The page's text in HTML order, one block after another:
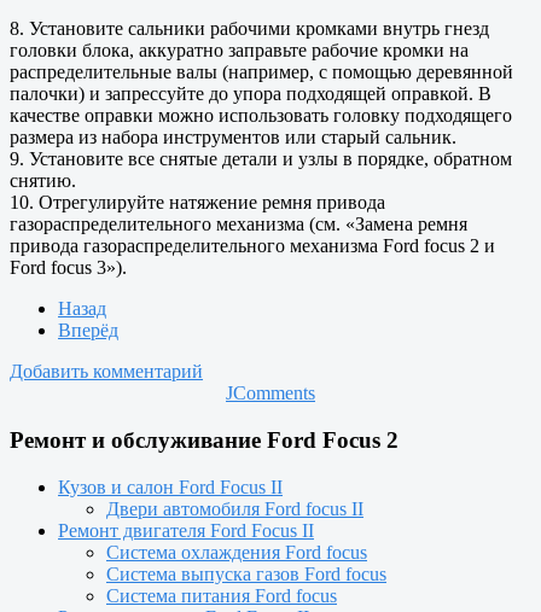
8. Установите сальники рабочими кромками внутрь гнезд
головки блока, аккуратно заправьте рабочие кромки на
распределительные валы (например, с помощью деревянной
палочки) и запрессуйте до упора подходящей оправкой. В
качестве оправки можно использовать головку подходящего
размера из набора инструментов или старый сальник.
9. Установите все снятые детали и узлы в порядке, обратном
снятию.
10. Отрегулируйте натяжение ремня привода
газораспределительного механизма (см. «Замена ремня
привода газораспределительного механизма Ford focus 2 и
Ford focus 3»).
Назад
Вперёд
Добавить комментарий
JComments
Ремонт и обслуживание Ford Focus 2
Кузов и салон Ford Focus II
Двери автомобиля Ford focus II
Ремонт двигателя Ford Focus II
Система охлаждения Ford focus
Система выпуска газов Ford focus
Система питания Ford focus